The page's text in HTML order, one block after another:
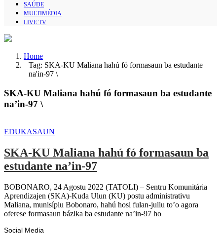
SAÚDE
MULTIMÉDIA
LIVE TV
Home
Tag: SKA-KU Maliana hahú fó formasaun ba estudante
na'in-97 \
SKA-KU Maliana hahú fó formasaun ba estudante
na’in-97 \
EDUKASAUN
SKA-KU Maliana hahú fó formasaun ba
estudante na’in-97
BOBONARO, 24 Agostu 2022 (TATOLI) – Sentru Komunitária
Aprendizajen (SKA)-Kuda Ulun (KU) postu administrativu
Maliana, munisípiu Bobonaro, hahú hosi fulan-jullu to’o agora
oferese formasaun bázika ba estudante na’in-97 ho
Social Media